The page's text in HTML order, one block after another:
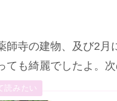
師寺の建物、及び2
ても綺麗でしたよ。